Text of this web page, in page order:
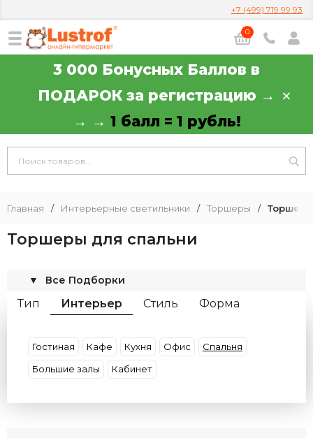
+7 (499) 719 99 93
0
3 000 Бонусных Баллов в
ПОДАРОК за регистрацию →
→ → 1 балл = 1 рубль!
Главная / Интерьерные светильники / Торшеры /
Торшеры для спальни
Все Подборки
▼
Тип Интерьер Стиль
Форма
Цвет Арматуры
Страна Бренд
Гостиная Кафе Кухня Офис
Спальня
Большие залы
Кабинет